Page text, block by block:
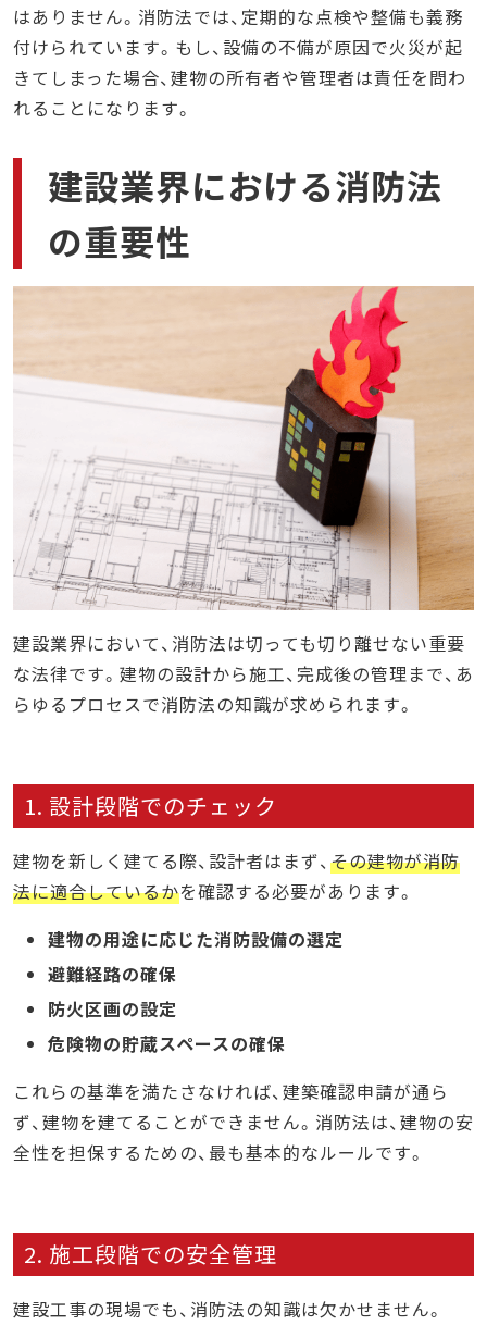
はありません。消防法では、定期的な点検や整備も義務
付けられています。もし、設備の不備が原因で火災が起
きてしまった場合、建物の所有者や管理者は責任を問わ
れることになります。
建設業界における消防法
の重要性
建設業界において、消防法は切っても切り離せない重要
な法律です。建物の設計から施工、完成後の管理まで、あ
らゆるプロセスで消防法の知識が求められます。
1. 設計段階でのチェック
建物を新しく建てる際、設計者はまず、その建物が消防
法に適合しているかを確認する必要があります。
建物の用途に応じた消防設備の選定
避難経路の確保
防火区画の設定
危険物の貯蔵スペースの確保
これらの基準を満たさなければ、建築確認申請が通ら
ず、建物を建てることができません。消防法は、建物の安
全性を担保するための、最も基本的なルールです。
2. 施工段階での安全管理
建設工事の現場でも、消防法の知識は欠かせません。